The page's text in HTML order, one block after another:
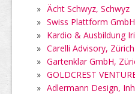
» Ächt Schwyz, Schwyz
» Swiss Plattform
» Kardio & Ausbildung
» Carelli Advisory, Zürich
» Gartenklar GmbH,
» GOLDCREST
» Adlermann Design,